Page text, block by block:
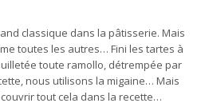
classique dans la pâtisserie. Mais
toutes les autres… Fini les tartes à
toute ramollo, détrempée par
nous utilisons la migaine… Mais
tout cela dans la recette…